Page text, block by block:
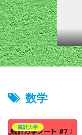
数学
統計力学